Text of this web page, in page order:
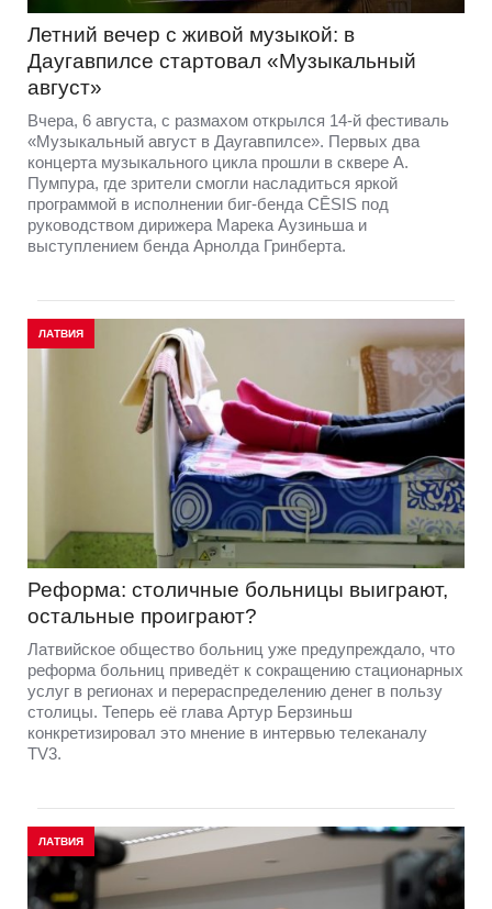
Летний вечер с живой музыкой: в
Даугавпилсе стартовал «Музыкальный
август»
Вчера, 6 августа, с размахом открылся 14-й фестиваль
«Музыкальный август в Даугавпилсе». Первых два
концерта музыкального цикла прошли в сквере А.
Пумпура, где зрители смогли насладиться яркой
программой в исполнении биг-бенда CĒSIS под
руководством дирижера Марека Аузиньша и
выступлением бенда Арнолда Гринберта.
ЛАТВИЯ
Реформа: столичные больницы выиграют,
остальные проиграют?
Латвийское общество больниц уже предупреждало, что
реформа больниц приведёт к сокращению стационарных
услуг в регионах и перераспределению денег в пользу
столицы. Теперь её глава Артур Берзиньш
конкретизировал это мнение в интервью телеканалу
TV3.
ЛАТВИЯ